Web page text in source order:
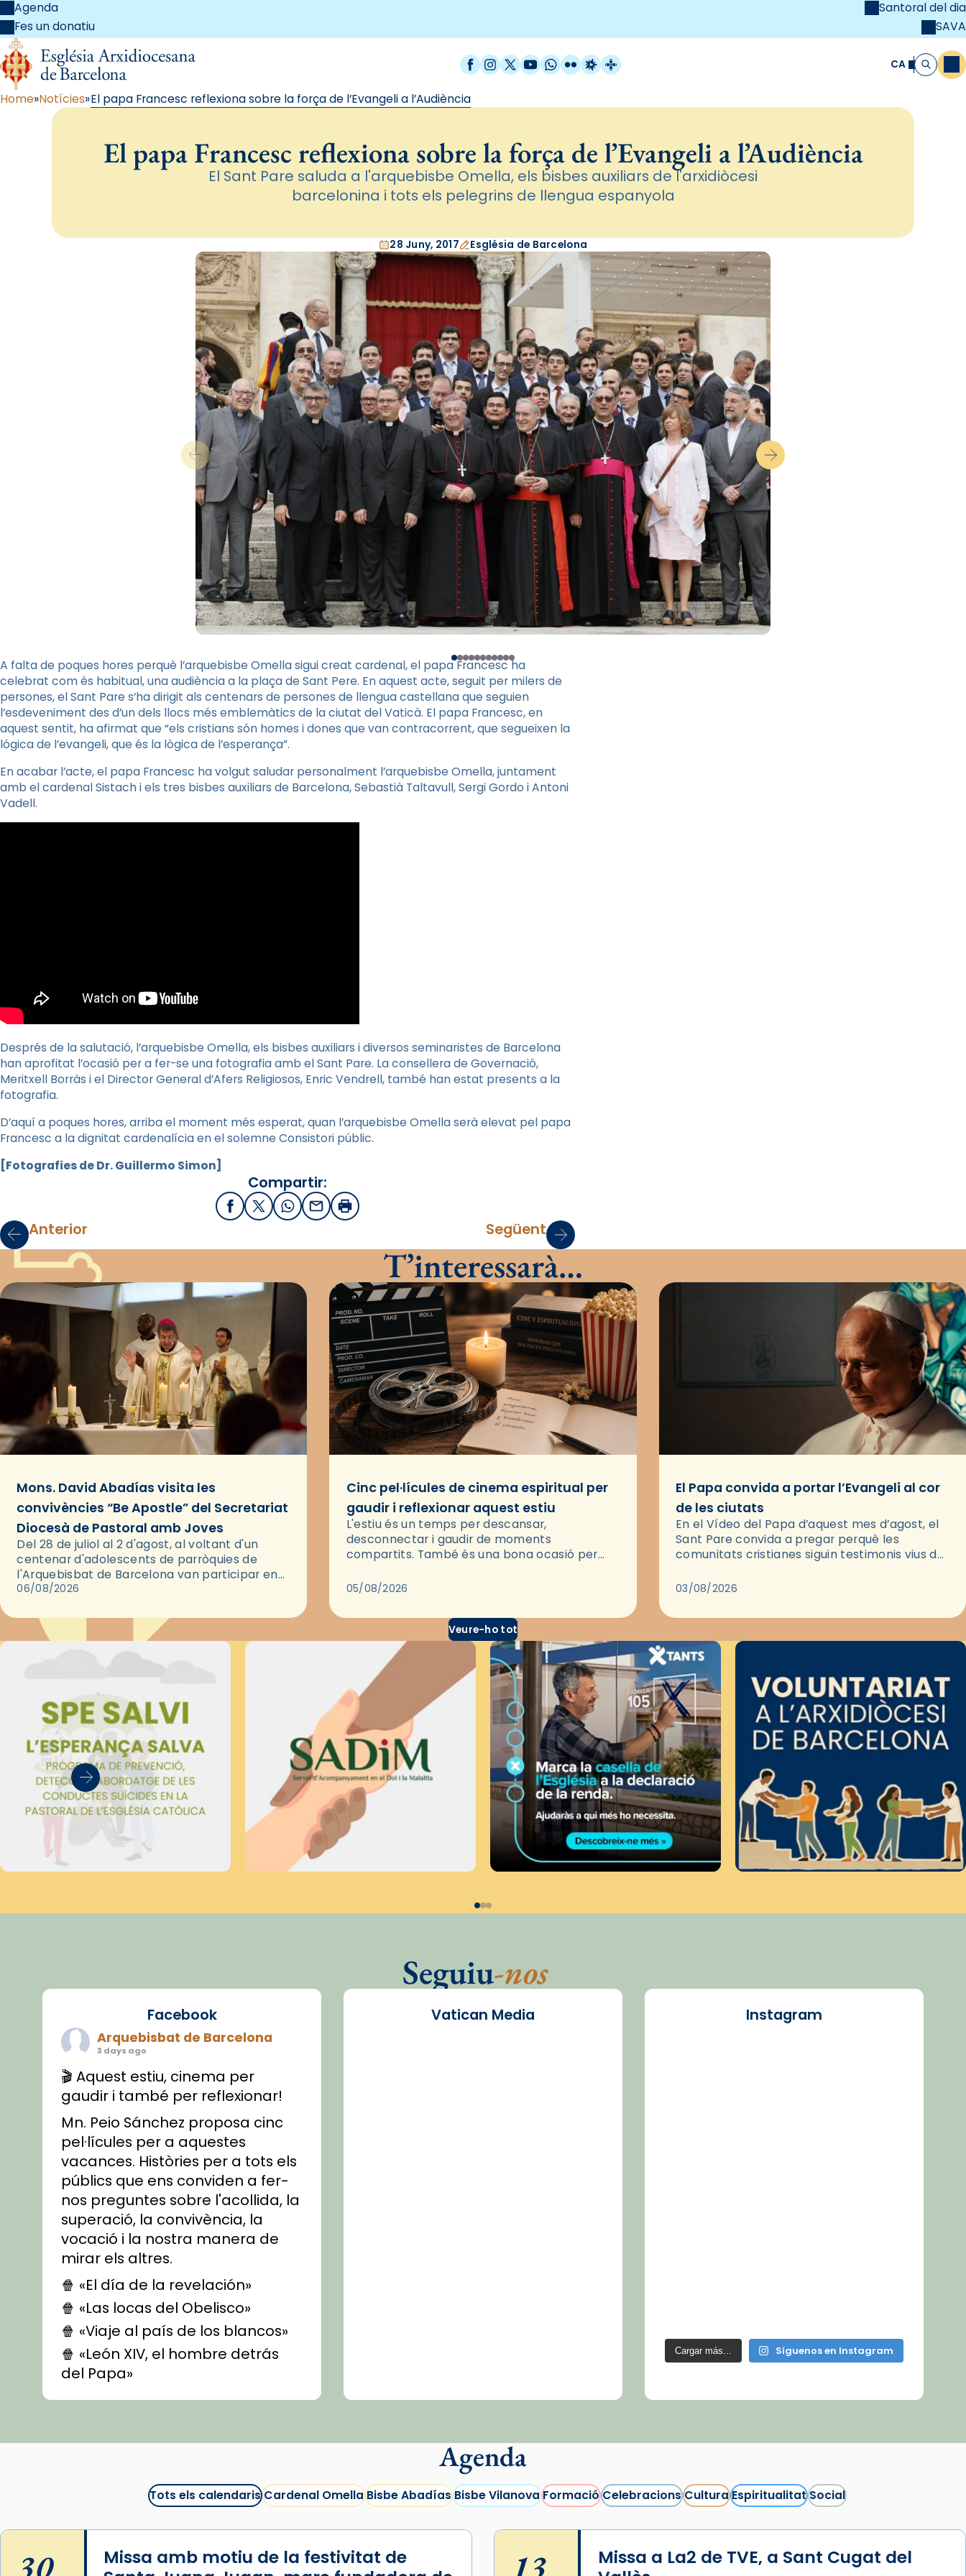
Agenda
Fes un donatiu
Santoral del dia
SAVA
Facebook
Instagram
X / Twitter
YouTube
WhatsApp
FlickrRadio Estel
Catalunya Cristiana CA Cerca
Home Notícies El papa Francesc reflexiona sobre la força de l’Evangeli a l’Audiència
El papa Francesc reflexiona sobre la força de l’Evangeli a l’Audiència
El Sant Pare saluda a l'arquebisbe Omella, els bisbes auxiliars de l'arxidiòcesi
barcelonina i tots els pelegrins de llengua espanyola
28 Juny, 2017 Església de Barcelona
A falta de poques hores perquè l’arquebisbe Omella sigui creat cardenal, el papa Francesc ha
celebrat com és habitual, una audiència a la plaça de Sant Pere. En aquest acte, seguit per milers de
persones, el Sant Pare s’ha dirigit als centenars de persones de llengua castellana que seguien
l’esdeveniment des d’un dels llocs més emblemàtics de la ciutat del Vaticà. El papa Francesc, en
aquest sentit, ha afirmat que “els cristians són homes i dones que van contracorrent, que segueixen la
lógica de l’evangeli, que és la lògica de l’esperança”.
En acabar l’acte, el papa Francesc ha volgut saludar personalment l’arquebisbe Omella, juntament
amb el cardenal Sistach i els tres bisbes auxiliars de Barcelona, Sebastià Taltavull, Sergi Gordo i Antoni
Vadell.
Després de la salutació, l’arquebisbe Omella, els bisbes auxiliars i diversos seminaristes de Barcelona
han aprofitat l’ocasió per a fer-se una fotografia amb el Sant Pare. La consellera de Governació,
Meritxell Borràs i el Director General d’Afers Religiosos, Enric Vendrell, també han estat presents a la
fotografia.
D’aquí a poques hores, arriba el moment més esperat, quan l’arquebisbe Omella serà elevat pel papa
Francesc a la dignitat cardenalícia en el solemne Consistori públic.
[Fotografies de Dr. Guillermo Simon]
Compartir:
FacebookX / Twitter
WhatsApp
EmailImprimir
Anterior Següent
T’interessarà…
Mons. David Abadías visita les
convivències “Be Apostle” del Secretariat
Diocesà de Pastoral amb Joves
Del 28 de juliol al 2 d'agost, al voltant d'un
centenar d'adolescents de parròquies de
l'Arquebisbat de Barcelona van participar en
les convivències Be Apostle, organitzades pel
06/08/2026
Cinc pel·lícules de cinema espiritual per
gaudir i reflexionar aquest estiu
L'estiu és un temps per descansar,
desconnectar i gaudir de moments
compartits. També és una bona ocasió per
través del cinema, reflexionar sobre les…
05/08/2026
El Papa convida a portar l’Evangeli al cor
de les ciutats
En el Vídeo del Papa d’aquest mes d’agost, el
Sant Pare convida a pregar perquè les
comunitats cristianes siguin testimonis vius de
pregària, el…
03/08/2026
Veure-ho tot
Seguiu-nos
Facebook
Arquebisbat de Barcelona
3 days ago
🎬 Aquest estiu, cinema per
gaudir i també per reflexionar!
Mn. Peio Sánchez proposa cinc
pel·lícules per a aquestes
vacances. Històries per a tots els
públics que ens conviden a fer-
nos preguntes sobre l'acollida, la
superació, la convivència, la
vocació i la nostra manera de
mirar els altres.
🍿 «El día de la revelación»
🍿 «Las locas del Obelisco»
🍿 «Viaje al país de los blancos»
🍿 «León XIV, el hombre detrás
del Papa»
🍿 «Las ovejas detectives»
recomanacions i prepara una
#CinemaEspiritualitual
@cinemaspiritcat
Imatge: Generada amb IA
(OpenAI)
Video
Vatican Media Instagram
Cargar más... Síguenos en Instagram
Agenda
Tots els calendarisCardenal OmellaBisbe AbadíasBisbe VilanovaFormacióCelebracionsCulturaEspiritualitatSocial
30
Missa amb motiu de la festivitat de
13
Missa a La2 de TVE, a Sant Cugat del